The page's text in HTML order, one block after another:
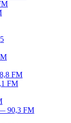
FM
FM
90,3 FM